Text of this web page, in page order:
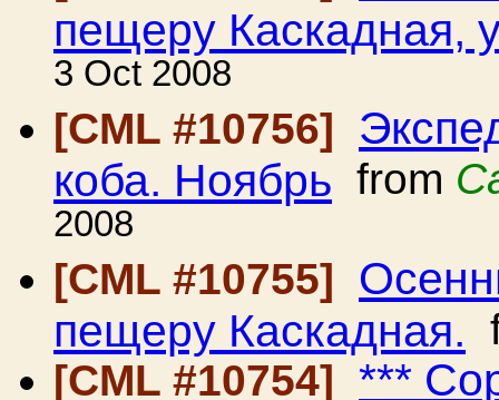
пещеру Каскадная,
3 Oct 2008
[CML #10756]
коба. Ноябрь from
2008
[CML #10755]
пещеру Каскадная.
[CML #10754] ***